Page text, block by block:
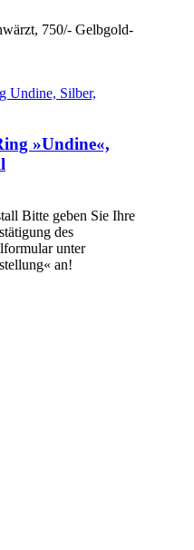
750/- Gelbgold-
»Undine«,
Bitte geben Sie Ihre
des
unter
an!